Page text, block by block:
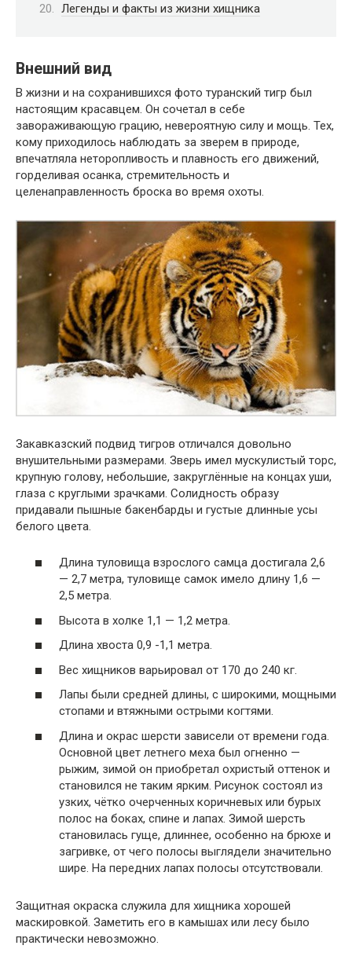
Легенды и факты из жизни хищника
Внешний вид
В жизни и на сохранившихся фото туранский тигр был
настоящим красавцем. Он сочетал в себе
завораживающую грацию, невероятную силу и мощь. Тех,
кому приходилось наблюдать за зверем в природе,
впечатляла неторопливость и плавность его движений,
горделивая осанка, стремительность и
целенаправленность броска во время охоты.
Закавказский подвид тигров отличался довольно
внушительными размерами. Зверь имел мускулистый торс,
крупную голову, небольшие, закруглённые на концах уши,
глаза с круглыми зрачками. Солидность образу
придавали пышные бакенбарды и густые длинные усы
белого цвета.
Длина туловища взрослого самца достигала 2,6
— 2,7 метра, туловище самок имело длину 1,6 —
2,5 метра.
Высота в холке 1,1 — 1,2 метра.
Длина хвоста 0,9 -1,1 метра.
Вес хищников варьировал от 170 до 240 кг.
Лапы были средней длины, с широкими, мощными
стопами и втяжными острыми когтями.
Длина и окрас шерсти зависели от времени года.
Основной цвет летнего меха был огненно —
рыжим, зимой он приобретал охристый оттенок и
становился не таким ярким. Рисунок состоял из
узких, чётко очерченных коричневых или бурых
полос на боках, спине и лапах. Зимой шерсть
становилась гуще, длиннее, особенно на брюхе и
загривке, от чего полосы выглядели значительно
шире. На передних лапах полосы отсутствовали.
Защитная окраска служила для хищника хорошей
маскировкой. Заметить его в камышах или лесу было
практически невозможно.